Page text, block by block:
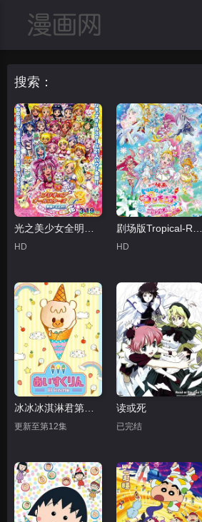
搜索：
光之美少女全明星豪华版3：传达到未来！连结世界彩虹之花！
HD
剧场版Tropical-Rouge!光之美少女雪之公主与奇迹指环！
HD
更新至第12集
读或死
已完结